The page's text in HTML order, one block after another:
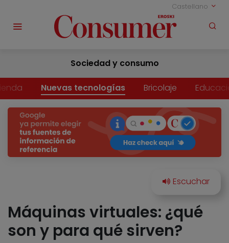
Castellano
Sociedad y consumo
Nuevas tecnologías Bricolaje
Máquinas virtuales: ¿qué
son y para qué sirven?